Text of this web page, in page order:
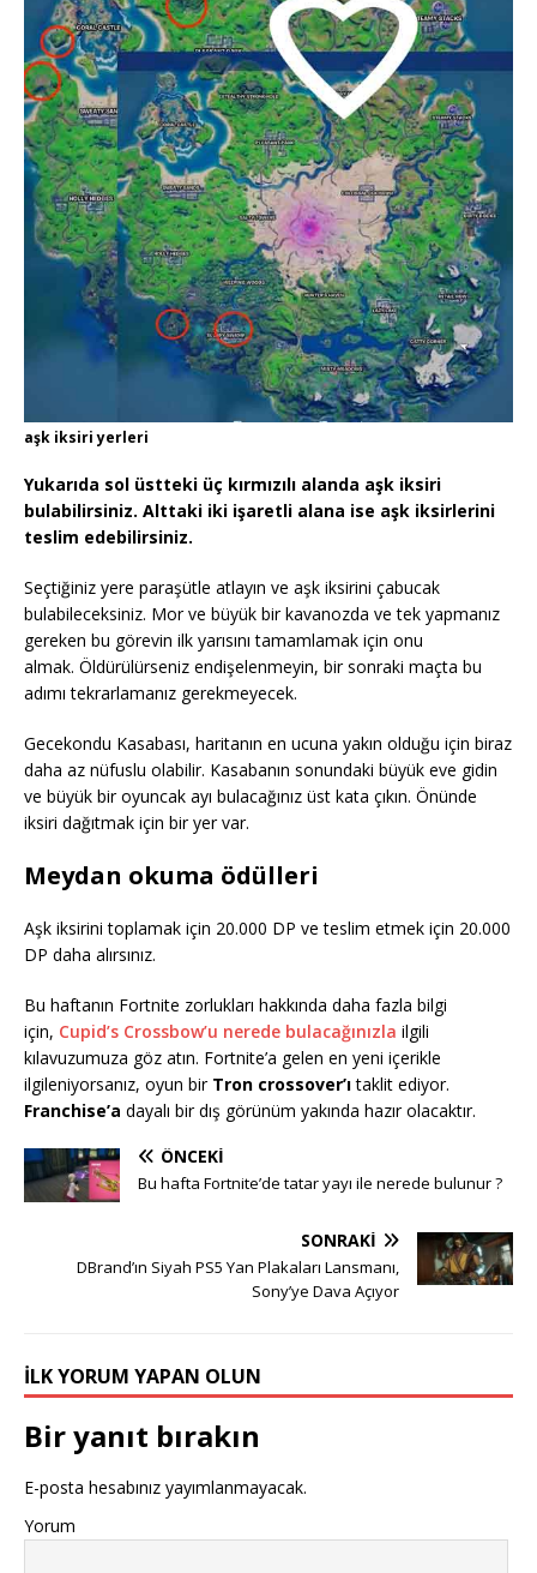
aşk iksiri yerleri
Yukarıda sol üstteki üç kırmızılı alanda aşk iksiri
bulabilirsiniz. Alttaki iki işaretli alana ise aşk iksirlerini
teslim edebilirsiniz.
Seçtiğiniz yere paraşütle atlayın ve aşk iksirini çabucak
bulabileceksiniz. Mor ve büyük bir kavanozda ve tek yapmanız
gereken bu görevin ilk yarısını tamamlamak için onu
almak. Öldürülürseniz endişelenmeyin, bir sonraki maçta bu
adımı tekrarlamanız gerekmeyecek.
Gecekondu Kasabası, haritanın en ucuna yakın olduğu için biraz
daha az nüfuslu olabilir. Kasabanın sonundaki büyük eve gidin
ve büyük bir oyuncak ayı bulacağınız üst kata çıkın. Önünde
iksiri dağıtmak için bir yer var.
Meydan okuma ödülleri
Aşk iksirini toplamak için 20.000 DP ve teslim etmek için 20.000
DP daha alırsınız.
Bu haftanın Fortnite zorlukları hakkında daha fazla bilgi
için, Cupid’s Crossbow’u nerede bulacağınızla ilgili
kılavuzumuza göz atın. Fortnite’a gelen en yeni içerikle
ilgileniyorsanız, oyun bir Tron crossover’ıtaklit ediyor.
Franchise’a dayalı bir dış görünüm yakında hazır olacaktır.
ÖNCEKI
Bu hafta Fortnite’de tatar yayı ile nerede bulunur ?
SONRAKI
DBrand’ın Siyah PS5 Yan Plakaları Lansmanı,
Sony’ye Dava Açıyor
İLK YORUM YAPAN OLUN
Bir yanıt bırakın
E-posta hesabınız yayımlanmayacak.
Yorum